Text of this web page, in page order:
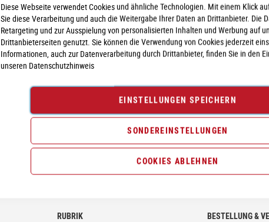
Diese Webseite verwendet Cookies und ähnliche Technologien. Mit einem Klick
Sie diese Verarbeitung und auch die Weitergabe Ihrer Daten an Drittanbieter. Die
Retargeting und zur Ausspielung von personalisierten Inhalten und Werbung auf
Drittanbieterseiten genutzt. Sie können die Verwendung von Cookies jederzeit
Informationen, auch zur Datenverarbeitung durch Drittanbieter, finden Sie in den
unseren Datenschutzhinweis
EINSTELLUNGEN SPEICHERN
SONDEREINSTELLUNGEN
COOKIES ABLEHNEN
Leider können wir keine passenden Produkte zu ihrer Auswahl finden.
Neumarkt - Newsletter
Anmelden
RUBRIK BESTELLUNG &